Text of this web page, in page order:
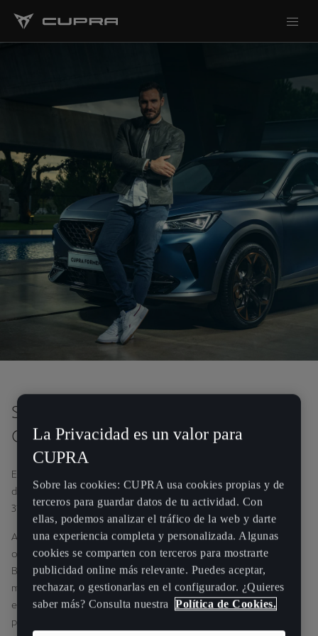
Saúl Craviotto, al volante de su nuevo
CUPRA Formentor.
El piragüista olímpico y embajador de CUPRA, Saúl Craviotto, ya
disfruta de su nuevo CUPRA Formentor VZ, con motor 2.0 TSI de
310 CV, cambio DSG y tracción integral 4Drive.
A sus 36 años, es el deportista español en activo con más éxitos
olímpicos. Oro en Pekín 2008, Plata en Londres 2012, y Oro y
Bronce en Río de Janeiro 2016. Además, acumula más de 20
medallas entre Juegos Olímpicos y campeonatos mundiales y
europeos de piragüismo. Actualmente, se encuentra entrenando
para el siguiente desafío: los JJOO de Tokio 2021.
La Privacidad es un valor para
CUPRA
Sobre las cookies: CUPRA usa cookies propias y de
terceros para guardar datos de tu actividad. Con
ellas, podemos analizar el tráfico de la web y darte
una experiencia completa y personalizada. Algunas
cookies se comparten con terceros para mostrarte
publicidad online más relevante. Puedes aceptar,
rechazar, o gestionarlas en el configurador. ¿Quieres
saber más? Consulta nuestra Política de Cookies.